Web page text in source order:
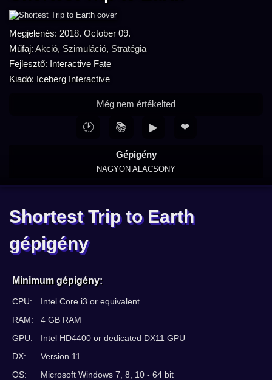
Megjelenés: 2018. October 09.
Műfaj: Akció, Szimuláció, Stratégia
Fejlesztő: Interactive Fate
Kiadó: Iceberg Interactive
Gépigény
NAGYON ALACSONY
Még nem értékelted
🕑 📚 ▶ ❤
Shortest Trip to Earth
gépigény
Minimum gépigény:
CPU:
Intel Core i3 or equivalent
RAM:
4 GB RAM
GPU:
Intel HD4400 or dedicated DX11 GPU
DX:
Version 11
OS:
Microsoft Windows 7, 8, 10 - 64 bit